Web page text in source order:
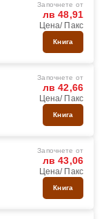
Започнете от
лв 48,91
Цена/ Пакс
Книга
Започнете от
лв 42,66
Цена/ Пакс
Книга
Започнете от
лв 43,06
Цена/ Пакс
Книга